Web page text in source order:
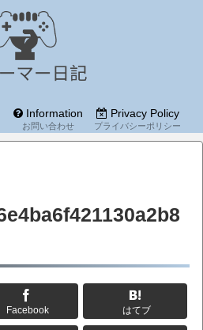
Information
お問い合わせ
Privacy Policy
プライバシーポリシー
Facebook はてブ